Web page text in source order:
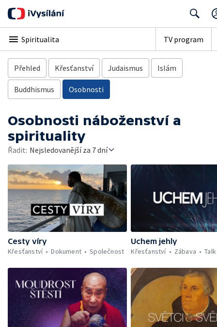
Spiritualita TV program
Přehled Křesťanství Judaismus Islám
Buddhismus Osobnosti
Osobnosti náboženství a
spirituality
Řadit: Nejsledovanější za 7 dní
Cesty víry
Křesťanství
Dokument Společnost
Uchem jehly
Křesťanství
Zábava